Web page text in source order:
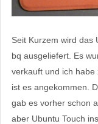
Seit Kurzem wird das
bq ausgeliefert. Es
verkauft und ich habe
ist es angekommen.
gab es vorher schon
aber Ubuntu Touch